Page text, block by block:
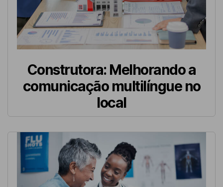
Construtora: Melhorando a
comunicação multilíngue no
local